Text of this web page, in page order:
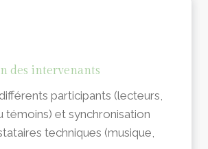
des intervenants
participants (lecteurs,
témoins) et synchronisation
techniques (musique,